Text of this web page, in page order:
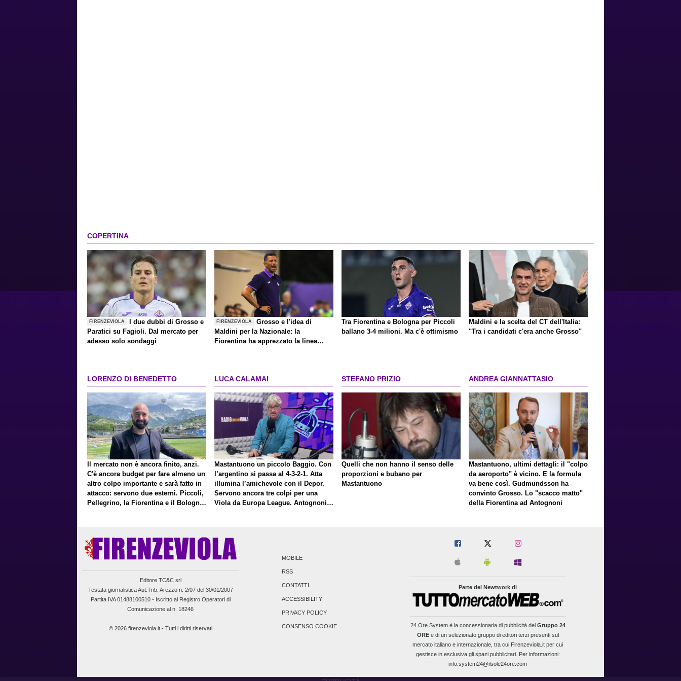
COPERTINA
FIRENZEVIOLA
I due dubbi di Grosso e
Paratici su Fagioli. Dal mercato per
adesso solo sondaggi
FIRENZEVIOLA
Grosso e l'idea di
Maldini per la Nazionale: la
Fiorentina ha apprezzato la linea
Tra Fiorentina e Bologna per Piccoli
ballano 3-4 milioni. Ma c'è ottimismo
Maldini e la scelta del CT dell'Italia:
"Tra i candidati c'era anche Grosso"
LORENZO DI BENEDETTO
Il mercato non è ancora finito, anzi.
C'è ancora budget per fare almeno un
altro colpo importante e sarà fatto in
attacco: servono due esterni. Piccoli,
Pellegrino, la Fiorentina e il Bologna:
LUCA CALAMAI
Mastantuono un piccolo Baggio. Con
l’argentino si passa al 4-3-2-1. Atta
illumina l’amichevole con il Depor.
Servono ancora tre colpi per una
Viola da Europa League. Antognoni,
STEFANO PRIZIO
Quelli che non hanno il senso delle
proporzioni e bubano per
Mastantuono
ANDREA GIANNATTASIO
Mastantuono, ultimi dettagli: il "colpo
da aeroporto" è vicino. E la formula
va bene così. Gudmundsson ha
convinto Grosso. Lo "scacco matto"
della Fiorentina ad Antognoni
Editore TC&C srl
Testata giornalistica Aut.Trib. Arezzo n. 2/07 del 30/01/2007
Partita IVA 01488100510 - Iscritto al Registro Operatori di
Comunicazione al n. 18246
© 2026 firenzeviola.it - Tutti i diritti riservati
MOBILE
RSS
CONTATTI
ACCESSIBILITY
PRIVACY POLICY
CONSENSO COOKIE
Parte del Newtwork di
24 Ore Systemè la concessionaria di pubblicità del Gruppo 24
OREe di un selezionato gruppo di editori terzi presenti sul
mercato italiano e internazionale, tra cui Firenzeviola.it per cui
gestisce in esclusiva gli spazi pubblicitari. Per informazioni:
info.system24@ilsole24ore.com